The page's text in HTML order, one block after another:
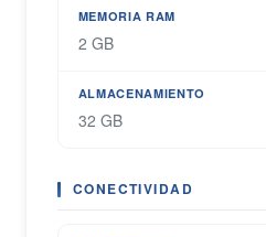
MEMORIA RAM
2 GB
ALMACENAMIENTO
32 GB
CONECTIVIDAD